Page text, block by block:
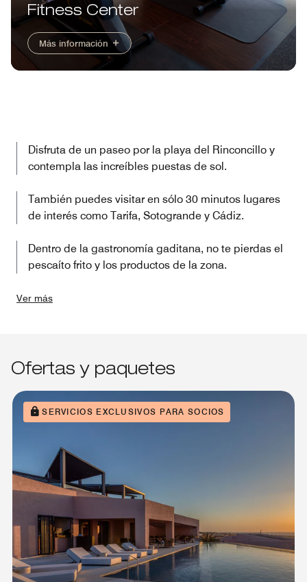
Fitness Center
Más información
Disfruta de un paseo por la playa del Rinconcillo y
contempla las increíbles puestas de sol.
También puedes visitar en sólo 30 minutos lugares
de interés como Tarifa, Sotogrande y Cádiz.
Dentro de la gastronomía gaditana, no te pierdas el
pescaíto frito y los productos de la zona.
Ver más
Ofertas y paquetes
SERVICIOS EXCLUSIVOS PARA SOCIOS